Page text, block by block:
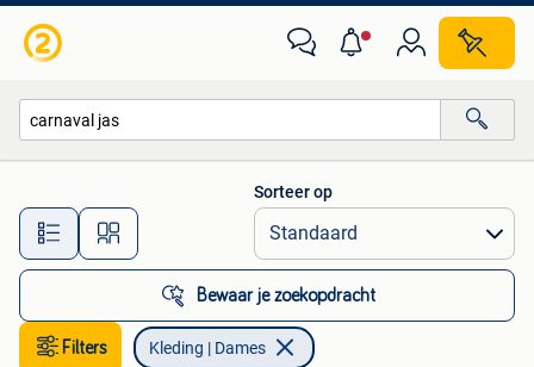
Alle afstanden…
Sorteer op
Bewaar je zoekopdracht
Filters Kleding | Dames